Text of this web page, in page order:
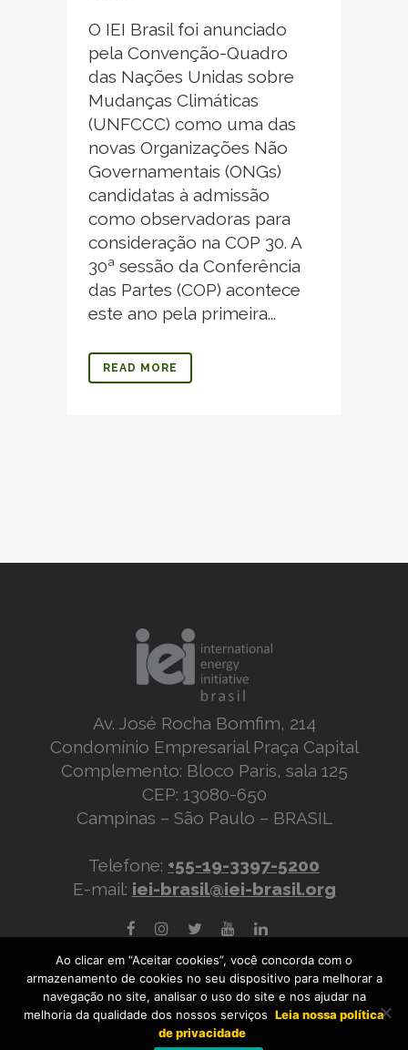
O IEI Brasil foi anunciado
pela Convenção-Quadro
das Nações Unidas sobre
Mudanças Climáticas
(UNFCCC) como uma das
novas Organizações Não
Governamentais (ONGs)
candidatas à admissão
como observadoras para
consideração na COP 30. A
30ª sessão da Conferência
das Partes (COP) acontece
este ano pela primeira...
READ MORE
Av. José Rocha Bomfim, 214
Condomínio Empresarial Praça Capital
Complemento: Bloco Paris, sala 125
CEP: 13080-650
Campinas – São Paulo – BRASIL
Telefone: +55-19-3397-5200
E-mail: iei-brasil@iei-brasil.org
Política de Privacidade
Política de Cookies
Ao clicar em “Aceitar cookies”, você concorda com o
armazenamento de cookies no seu dispositivo para melhorar a
navegação no site, analisar o uso do site e nos ajudar na
melhoria da qualidade dos nossos serviços Leia nossa política
de privacidade